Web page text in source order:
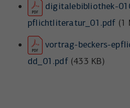
digitalebibliothek-
pflichtliteratur_01.pdf (1
vortrag-beckers-
dd_01.pdf(433 KB)